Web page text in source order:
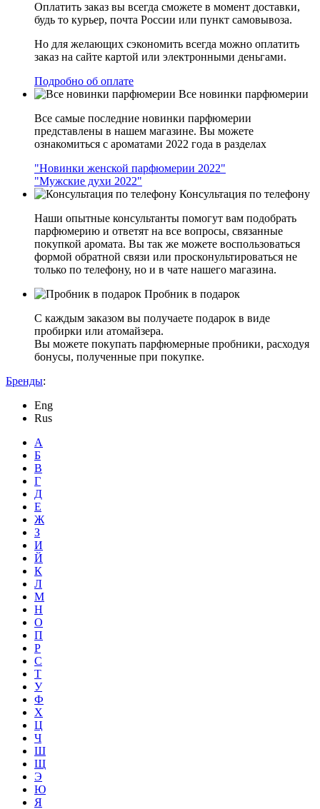
Оплатить заказ вы всегда сможете в момент доставки,
будь то курьер, почта России или пункт самовывоза.
Но для желающих сэкономить всегда можно оплатить
заказ на сайте картой или электронными деньгами.
Подробно об оплате
Все новинки парфюмерии
Все самые последние новинки парфюмерии
представлены в нашем магазине. Вы можете
ознакомиться с ароматами 2022 года в разделах
"Новинки женской парфюмерии 2022"
"Мужские духи 2022"
Консультация по телефону
Наши опытные консультанты помогут вам подобрать
парфюмерию и ответят на все вопросы, связанные
покупкой аромата. Вы так же можете воспользоваться
формой обратной связи или просконультироваться не
только по телефону, но и в чате нашего магазина.
Пробник в подарок
С каждым заказом вы получаете подарок в виде
пробирки или атомайзера.
Вы можете покупать парфюмерные пробники, расходуя
бонусы, полученные при покупке.
Бренды:
Eng
Rus
А
Б
В
Г
Д
Е
Ж
З
И
Й
К
Л
М
Н
О
П
Р
С
Т
У
Ф
Х
Ц
Ч
Ш
Щ
Э
Ю
Я